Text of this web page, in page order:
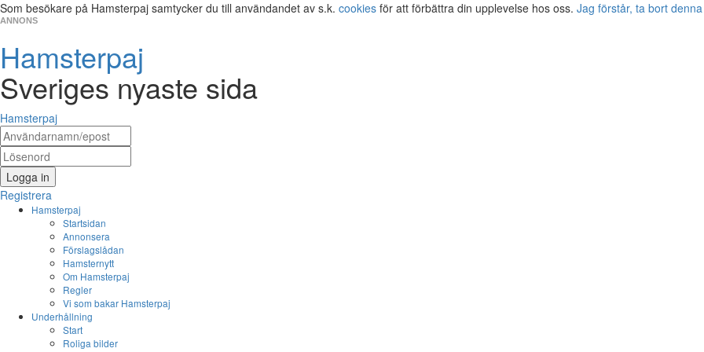
Som besökare på Hamsterpaj samtycker du till användandet av s.k. cookies för att förbättra din upplevelse hos oss. Jag förstår, ta bort
ANNONS
Hamsterpaj
Sveriges nyaste sida
Hamsterpaj
Logga in
Registrera
Hamsterpaj
Startsidan
Annonsera
Förslagslådan
Hamsternytt
Om Hamsterpaj
Regler
Vi som bakar Hamsterpaj
Underhållning
Start
Roliga bilder